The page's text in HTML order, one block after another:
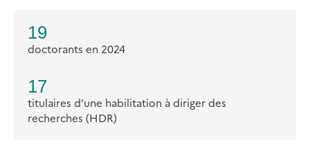
19
doctorants en 2024
17
titulaires d’une habilitation à diriger des
recherches (HDR)